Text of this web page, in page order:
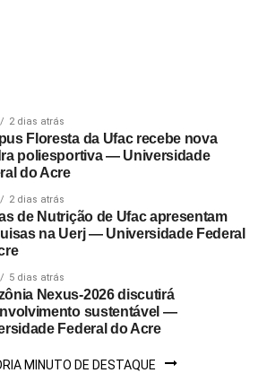
2 dias atrás
Floresta da Ufac recebe nova
poliesportiva — Universidade
do Acre
2 dias atrás
de Nutrição de Ufac apresentam
na Uerj — Universidade Federal
5 dias atrás
Nexus-2026 discutirá
sustentável —
Federal do Acre
MINUTO DE DESTAQUE